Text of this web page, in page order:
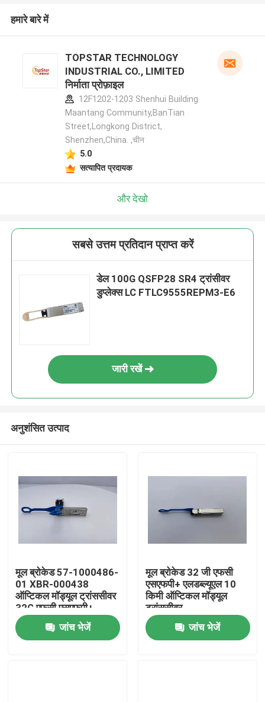
हमारे बारे में
TOPSTAR TECHNOLOGY
INDUSTRIAL CO., LIMITED
निर्माता प्रोफ़ाइल
12F1202-1203 Shenhui Building
Maantang Community,BanTian
Street,Longkong District,
Shenzhen,China. ,चीन
5.0
सत्यापित प्रदायक
और देखो
सबसे उत्तम प्रतिदान प्राप्त करें
डेल 100G QSFP28 SR4 ट्रांसीवर
डुप्लेक्स LC FTLC9555REPM3-E6
जारी रखें
अनुशंसित उत्पाद
मूल ब्रोकेड 57-1000486-
01 XBR-000438
ऑप्टिकल मॉड्यूल ट्रांससीवर
32G एफसी एसएफपी+
एलडब्ल्यूएल 10 किमी 1 पैक
फाइबर ऑप्टिक ट्रांससीवर
जांच भेजें
मूल ब्रोकेड 32 जी एफसी
एसएफपी+ एलडब्ल्यूएल 10
किमी ऑप्टिकल मॉड्यूल
ट्रांससीवर
एक्सबीआर-000438 (1-
पैक) फाइबर ऑप्टिक उपयोग
मॉडल एफसी64-48 के लिए
जांच भेजें